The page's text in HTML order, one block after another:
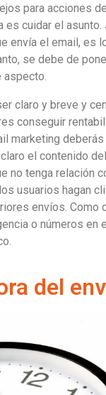
para acciones
es cuidar el asunto.
envía el email, es
se debe de
claro y breve y
conseguir
marketing
el contenido
no tenga relación
usuarios hagan
envíos. Como
o números en
del